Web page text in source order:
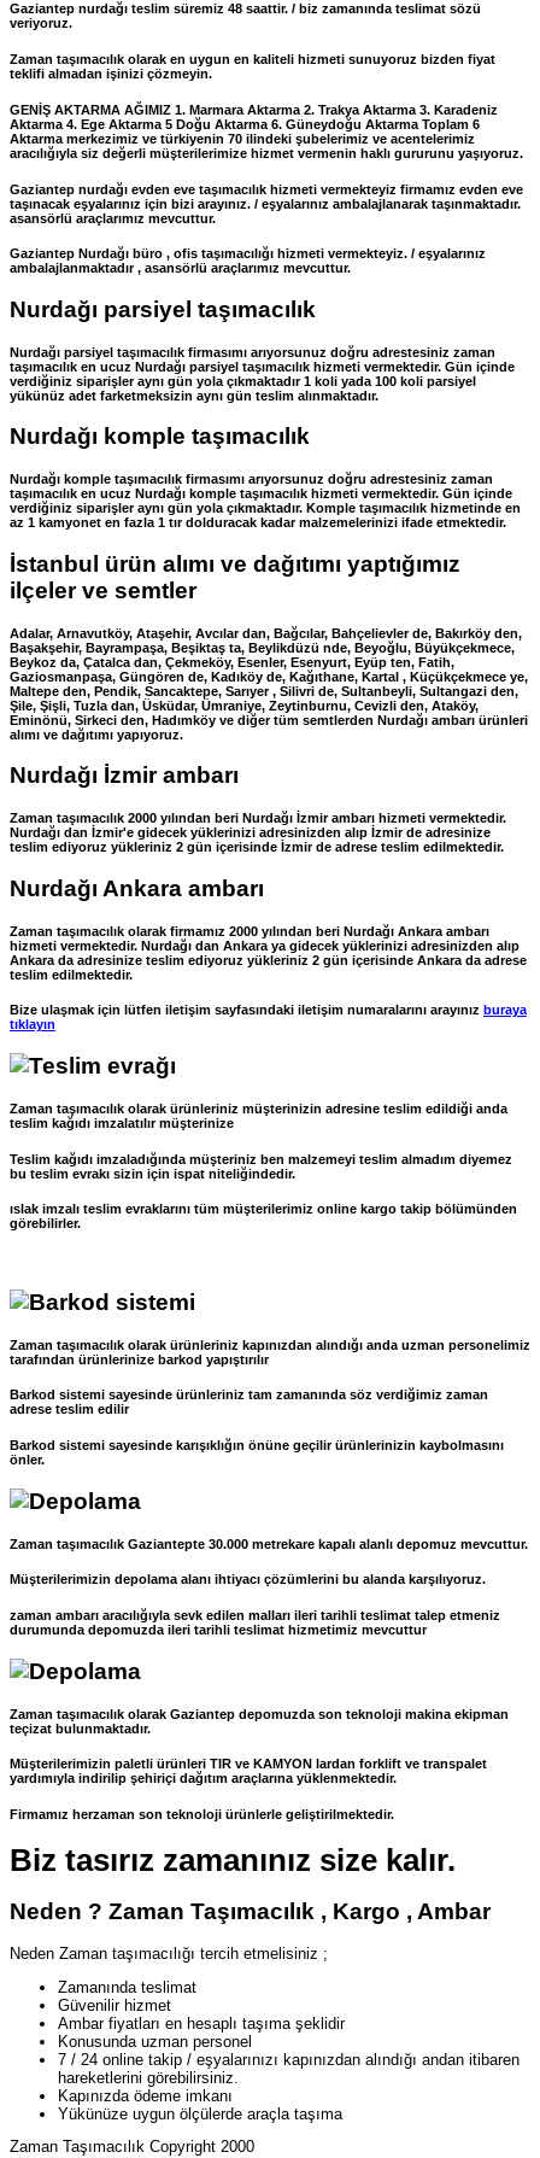
Gaziantep nurdağı teslim süremiz 48 saattir. / biz zamanında teslimat sözü
veriyoruz.
Zaman taşımacılık olarak en uygun en kaliteli hizmeti sunuyoruz bizden fiyat
teklifi almadan işinizi çözmeyin.
GENİŞ AKTARMA AĞIMIZ 1. Marmara Aktarma 2. Trakya Aktarma 3. Karadeniz
Aktarma 4. Ege Aktarma 5 Doğu Aktarma 6. Güneydoğu Aktarma Toplam 6
Aktarma merkezimiz ve türkiyenin 70 ilindeki şubelerimiz ve acentelerimiz
aracılığıyla siz değerli müşterilerimize hizmet vermenin haklı gururunu yaşıyoruz.
Gaziantep nurdağı evden eve taşımacılık hizmeti vermekteyiz firmamız evden eve
taşınacak eşyalarınız için bizi arayınız. / eşyalarınız ambalajlanarak taşınmaktadır.
asansörlü araçlarımız mevcuttur.
Gaziantep Nurdağı büro , ofis taşımacılığı hizmeti vermekteyiz. / eşyalarınız
ambalajlanmaktadır , asansörlü araçlarımız mevcuttur.
Nurdağı parsiyel taşımacılık
Nurdağı parsiyel taşımacılık firmasımı arıyorsunuz doğru adrestesiniz zaman
taşımacılık en ucuz Nurdağı parsiyel taşımacılık hizmeti vermektedir. Gün içinde
verdiğiniz siparişler aynı gün yola çıkmaktadır 1 koli yada 100 koli parsiyel
yükünüz adet farketmeksizin aynı gün teslim alınmaktadır.
Nurdağı komple taşımacılık
Nurdağı komple taşımacılık firmasımı arıyorsunuz doğru adrestesiniz zaman
taşımacılık en ucuz Nurdağı komple taşımacılık hizmeti vermektedir. Gün içinde
verdiğiniz siparişler aynı gün yola çıkmaktadır. Komple taşımacılık hizmetinde en
az 1 kamyonet en fazla 1 tır dolduracak kadar malzemelerinizi ifade etmektedir.
İstanbul ürün alımı ve dağıtımı yaptığımız
ilçeler ve semtler
Adalar, Arnavutköy, Ataşehir, Avcılar dan, Bağcılar, Bahçelievler de, Bakırköy den,
Başakşehir, Bayrampaşa, Beşiktaş ta, Beylikdüzü nde, Beyoğlu, Büyükçekmece,
Beykoz da, Çatalca dan, Çekmeköy, Esenler, Esenyurt, Eyüp ten, Fatih,
Gaziosmanpaşa, Güngören de, Kadıköy de, Kağıthane, Kartal , Küçükçekmece ye,
Maltepe den, Pendik, Sancaktepe, Sarıyer , Silivri de, Sultanbeyli, Sultangazi den,
Şile, Şişli, Tuzla dan, Üsküdar, Ümraniye, Zeytinburnu, Cevizli den, Ataköy,
Eminönü, Sirkeci den, Hadımköy ve diğer tüm semtlerden Nurdağı ambarı ürünleri
alımı ve dağıtımı yapıyoruz.
Nurdağı İzmir ambarı
Zaman taşımacılık 2000 yılından beri Nurdağı İzmir ambarı hizmeti vermektedir.
Nurdağı dan İzmir'e gidecek yüklerinizi adresinizden alıp İzmir de adresinize
teslim ediyoruz yükleriniz 2 gün içerisinde İzmir de adrese teslim edilmektedir.
Nurdağı Ankara ambarı
Zaman taşımacılık olarak firmamız 2000 yılından beri Nurdağı Ankara ambarı
hizmeti vermektedir. Nurdağı dan Ankara ya gidecek yüklerinizi adresinizden alıp
Ankara da adresinize teslim ediyoruz yükleriniz 2 gün içerisinde Ankara da adrese
teslim edilmektedir.
Bize ulaşmak için lütfen iletişim sayfasındaki iletişim numaralarını arayınız buraya
tıklayın
Zaman taşımacılık olarak ürünleriniz müşterinizin adresine teslim edildiği anda
teslim kağıdı imzalatılır müşterinize
Teslim kağıdı imzaladığında müşteriniz ben malzemeyi teslim almadım diyemez
bu teslim evrakı sizin için ispat niteliğindedir.
ıslak imzalı teslim evraklarını tüm müşterilerimiz online kargo takip bölümünden
görebilirler.
Zaman taşımacılık olarak ürünleriniz kapınızdan alındığı anda uzman personelimiz
tarafından ürünlerinize barkod yapıştırılır
Barkod sistemi sayesinde ürünleriniz tam zamanında söz verdiğimiz zaman
adrese teslim edilir
Barkod sistemi sayesinde karışıklığın önüne geçilir ürünlerinizin kaybolmasını
önler.
Zaman taşımacılık Gaziantepte 30.000 metrekare kapalı alanlı depomuz mevcuttur.
Müşterilerimizin depolama alanı ihtiyacı çözümlerini bu alanda karşılıyoruz.
zaman ambarı aracılığıyla sevk edilen malları ileri tarihli teslimat talep etmeniz
durumunda depomuzda ileri tarihli teslimat hizmetimiz mevcuttur
Zaman taşımacılık olarak Gaziantep depomuzda son teknoloji makina ekipman
teçizat bulunmaktadır.
Müşterilerimizin paletli ürünleri TIR ve KAMYON lardan forklift ve transpalet
yardımıyla indirilip şehiriçi dağıtım araçlarına yüklenmektedir.
Firmamız herzaman son teknoloji ürünlerle geliştirilmektedir.
Biz tasırız zamanınız size kalır.
Neden ? Zaman Taşımacılık , Kargo , Ambar
Neden Zaman taşımacılığı tercih etmelisiniz ;
Zamanında teslimat
Güvenilir hizmet
Ambar fiyatları en hesaplı taşıma şeklidir
Konusunda uzman personel
7 / 24 online takip / eşyalarınızı kapınızdan alındığı andan itibaren
hareketlerini görebilirsiniz.
Kapınızda ödeme imkanı
Yükünüze uygun ölçülerde araçla taşıma
Zaman Taşımacılık Copyright 2000